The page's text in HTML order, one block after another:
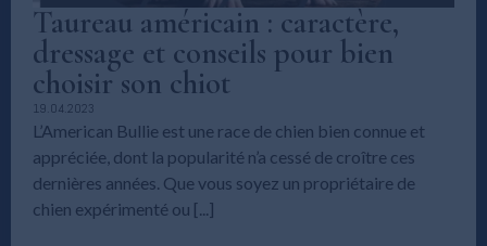
Taureau américain : caractère,
dressage et conseils pour bien
choisir son chiot
19.04.2023
L’American Bullie est une race de chien bien connue et
appréciée, dont la popularité n’a cessé de croître ces
dernières années. Que vous soyez un propriétaire de
chien expérimenté ou [...]